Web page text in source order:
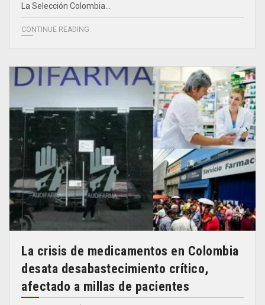
La Selección Colombia…
CONTINUE READING
La crisis de medicamentos en Colombia
desata desabastecimiento crítico,
afectado a millas de pacientes